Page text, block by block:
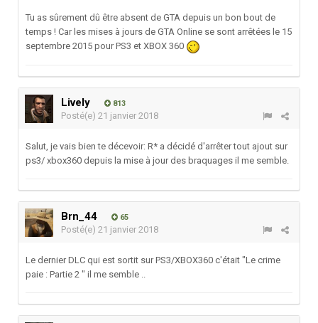
Tu as sûrement dû être absent de GTA depuis un bon bout de
temps ! Car les mises à jours de GTA Online se sont arrêtées le 15
septembre 2015 pour PS3 et XBOX 360
Lively 813
Posté(e) 21 janvier 2018
Salut, je vais bien te décevoir: R* a décidé d'arrêter tout ajout sur
ps3/ xbox360 depuis la mise à jour des braquages il me semble.
Brn_44 65
Posté(e) 21 janvier 2018
Le dernier DLC qui est sortit sur PS3/XBOX360 c'était "Le crime
paie : Partie 2 " il me semble ..